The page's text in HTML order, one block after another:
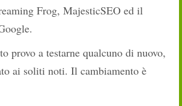
Frog, MajesticSEO ed il
provo a testarne qualcuno di nuovo,
ai soliti noti. Il cambiamento è